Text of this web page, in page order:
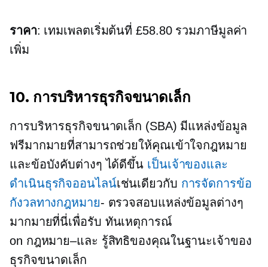
ราคา: เทมเพลตเริ่มต้นที่ £58.80 รวมภาษีมูลค่า
เพิ่ม
10. การบริหารธุรกิจขนาดเล็ก
การบริหารธุรกิจขนาดเล็ก (SBA) มีแหล่งข้อมูล
ฟรีมากมายที่สามารถช่วยให้คุณเข้าใจกฎหมาย
และข้อบังคับต่างๆ ได้ดีขึ้น เป็นเจ้าของและ
ดำเนินธุรกิจออนไลน์เช่นเดียวกับ การจัดการข้อ
กังวลทางกฎหมาย- ตรวจสอบแหล่งข้อมูลต่างๆ
มากมายที่นี่เพื่อรับ ทันเหตุการณ์
on กฎหมาย–และ รู้สิทธิของคุณในฐานะเจ้าของ
ธุรกิจขนาดเล็ก